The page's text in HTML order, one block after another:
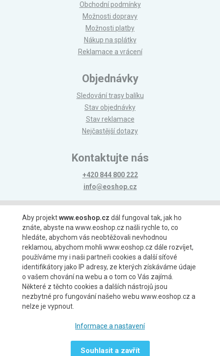
Obchodní podmínky
Možnosti dopravy
Možnosti platby
Nákup na splátky
Reklamace a vrácení
Objednávky
Sledování trasy balíku
Stav objednávky
Stav reklamace
Nejčastější dotazy
Kontaktujte nás
+420 844 800 222
info@eoshop.cz
Možnosti platby
Možnosti dopravy
Aby projektwww.eoshop.cz dál fungoval tak, jak ho
znáte, abyste na www.eoshop.cz našli rychle to, co
hledáte, abychom vás neobtěžovali nevhodnou
reklamou, abychom mohli www.eoshop.cz dále rozvíjet,
používáme my i naši partneři cookies a další síťové
identifikátory jako IP adresy, ze kterých získáváme údaje
o vašem chování na webu a o tom co Vás zajímá.
Některé z těchto cookies a dalších nástrojů jsou
nezbytné pro fungování našeho webu www.eoshop.cz a
nelze je vypnout.
Informace a nastavení
Souhlasit a zavřít